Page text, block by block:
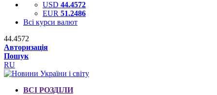
USD 44.4572
EUR 51.2486
Всі курси валют
44.4572
Авторизація
Пошук
RU
ВСІ РОЗДІЛИ